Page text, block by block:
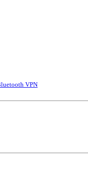
VPN